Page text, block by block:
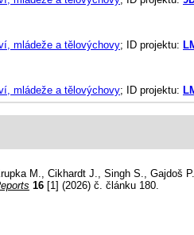
mládeže a tělovýchovy; ID projektu:
mládeže a tělovýchovy; ID projektu:
M., Cikhardt J., Singh S.,
16 [1] (2026) č. článku 180.